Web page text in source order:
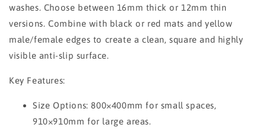
washes. Choose between 16mm thick or 12mm thin
versions. Combine with black or red mats and yellow
male/female edges to create a clean, square and highly
visible anti-slip surface.
Key Features:
Size Options: 800×400mm for small spaces,
910×910mm for large areas.